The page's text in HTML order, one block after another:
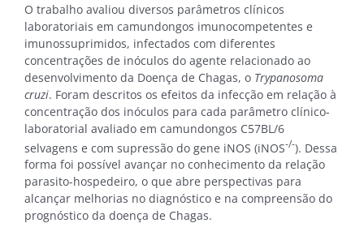
O trabalho avaliou diversos parâmetros clínicos
laboratoriais em camundongos imunocompetentes e
imunossuprimidos, infectados com diferentes
concentrações de inóculos do agente relacionado ao
desenvolvimento da Doença de Chagas, o Trypanosoma
cruzi. Foram descritos os efeitos da infecção em relação à
concentração dos inóculos para cada parâmetro clínico-
laboratorial avaliado em camundongos C57BL/6
selvagens e com supressão do gene iNOS (iNOS-/-). Dessa
forma foi possível avançar no conhecimento da relação
parasito-hospedeiro, o que abre perspectivas para
alcançar melhorias no diagnóstico e na compreensão do
prognóstico da doença de Chagas.